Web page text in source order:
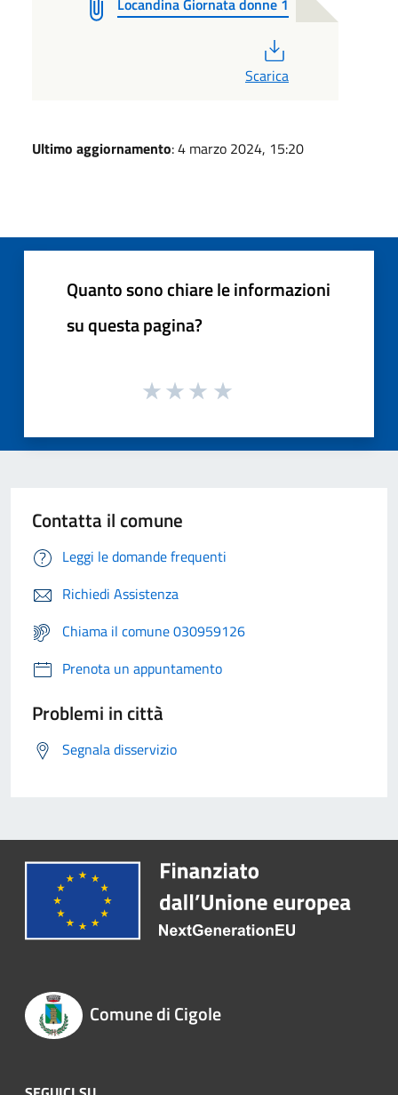
Scarica
Ultimo aggiornamento: 4 marzo 2024, 15:20
Quanto sono chiare le informazioni
su questa pagina?
Contatta il comune
Leggi le domande frequenti
Richiedi Assistenza
Chiama il comune 030959126
Prenota un appuntamento
Problemi in città
Segnala disservizio
Comune di Cigole